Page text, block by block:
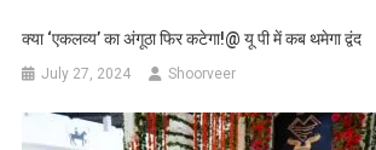
क्या ‘एकलव्य’ का अंगूठा फिर कटेगा!@ यू पी में कब थमेगा द्वंद
July 27, 2024 Shoorveer